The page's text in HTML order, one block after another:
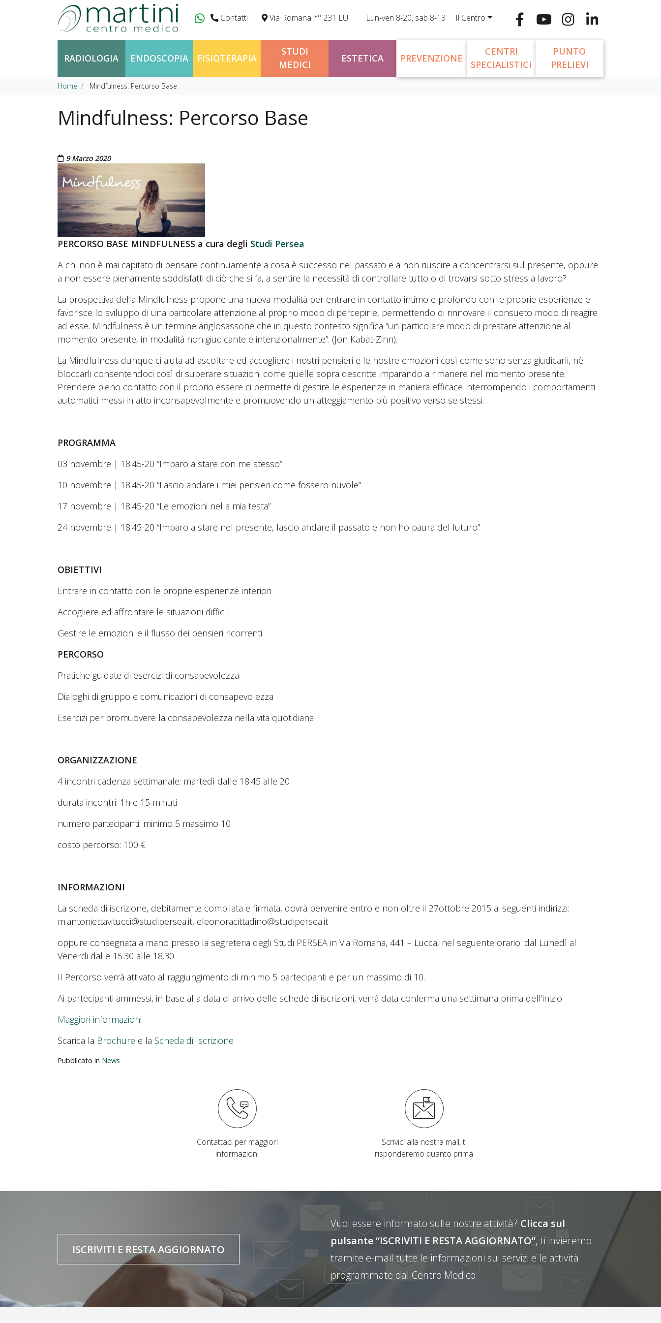
Vai al contenuto
Contatti Via Romana n° 231 LU Lun-ven 8-20, sab 8-13 Il Centro
RADIOLOGIA ENDOSCOPIA FISIOTERAPIA
STUDI
MEDICI
ESTETICA PREVENZIONE
CENTRI
SPECIALISTICI
PUNTO
PRELIEVI
Home Mindfulness: Percorso Base
Mindfulness: Percorso Base
Pubblicato il
9 Marzo 2020
PERCORSO BASE MINDFULNESS a cura degli Studi Persea
A chi non è mai capitato di pensare continuamente a cosa è successo nel passato e a non riuscire a concentrarsi sul presente, oppure
a non essere pienamente soddisfatti di ciò che si fa, a sentire la necessità di controllare tutto o di trovarsi sotto stress a lavoro?
La prospettiva della Mindfulness propone una nuova modalità per entrare in contatto intimo e profondo con le proprie esperienze e
favorisce lo sviluppo di una particolare attenzione al proprio modo di percepirle, permettendo di rinnovare il consueto modo di reagire
ad esse. Mindfulness è un termine anglosassone che in questo contesto significa “un particolare modo di prestare attenzione al
momento presente, in modalità non giudicante e intenzionalmente”. (Jon Kabat-Zinn).
La Mindfulness dunque ci aiuta ad ascoltare ed accogliere i nostri pensieri e le nostre emozioni così come sono senza giudicarli, nè
bloccarli consentendoci così di superare situazioni come quelle sopra descritte imparando a rimanere nel momento presente.
Prendere pieno contatto con il proprio essere ci permette di gestire le esperienze in maniera efficace interrompendo i comportamenti
automatici messi in atto inconsapevolmente e promuovendo un atteggiamento più positivo verso se stessi.
PROGRAMMA
03 novembre | 18.45-20 “Imparo a stare con me stesso”
10 novembre | 18.45-20 “Lascio andare i miei pensieri come fossero nuvole”
17 novembre | 18.45-20 “Le emozioni nella mia testa”
24 novembre | 18.45-20 “Imparo a stare nel presente, lascio andare il passato e non ho paura del futuro”
OBIETTIVI
Entrare in contatto con le proprie esperienze interiori
Accogliere ed affrontare le situazioni difficili
Gestire le emozioni e il flusso dei pensieri ricorrenti
PERCORSO
Pratiche guidate di esercizi di consapevolezza
Dialoghi di gruppo e comunicazioni di consapevolezza
Esercizi per promuovere la consapevolezza nella vita quotidiana
ORGANIZZAZIONE
4 incontri cadenza settimanale: martedì dalle 18.45 alle 20
durata incontri: 1h e 15 minuti
numero partecipanti: minimo 5 massimo 10
costo percorso: 100 €
INFORMAZIONI
La scheda di iscrizione, debitamente compilata e firmata, dovrà pervenire entro e non oltre il 27ottobre 2015 ai seguenti indirizzi:
m.antoniettavitucci@studipersea.it, eleonoracittadino@studipersea.it
oppure consegnata a mano presso la segreteria degli Studi PERSEA in Via Romana, 441 – Lucca, nel seguente orario: dal Lunedì al
Venerdi dalle 15.30 alle 18.30.
Il Percorso verrà attivato al raggiungimento di minimo 5 partecipanti e per un massimo di 10.
Ai partecipanti ammessi, in base alla data di arrivo delle schede di iscrizioni, verrà data conferma una settimana prima dell’inizio.
Maggiori informazioni
Scarica la Brochure e la Scheda di Iscrizione
Pubblicato in News
Contattaci per maggiori
informazioni
Scrivici alla nostra mail, ti
risponderemo quanto prima
ISCRIVITI E RESTA AGGIORNATO
Vuoi essere informato sulle nostre attività? Clicca sul
pulsante “ISCRIVITI E RESTA AGGIORNATO”, ti invieremo
tramite e-mail tutte le informazioni sui servizi e le attività
programmate dal Centro Medico.